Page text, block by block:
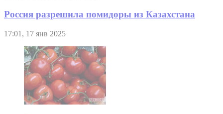
Россия разрешила помидоры из Казахстана
17:01, 17 янв 2025